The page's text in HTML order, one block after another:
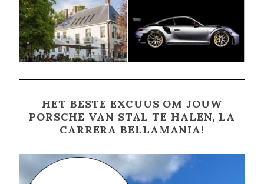
HET BESTE EXCUUS OM JOUW
PORSCHE VAN STAL TE HALEN, LA
CARRERA BELLAMANIA!